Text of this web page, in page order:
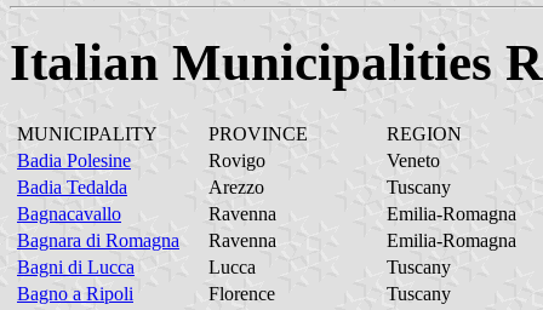
Italian Municipalities
MUNICIPALITY PROVINCE
REGION
Badia Polesine
Rovigo
Veneto
Badia Tedalda
Arezzo
Tuscany
Bagnacavallo
Ravenna
Emilia-Romagna
Bagnara di Romagna
Ravenna
Emilia-Romagna
Bagni di Lucca
Lucca
Tuscany
Bagno a Ripoli
Florence
Tuscany